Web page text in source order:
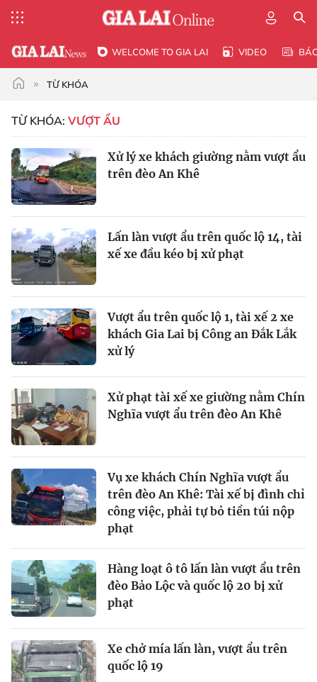
WELCOME TO GIA LAI VIDEO
TỪ KHÓA
TỪ KHÓA: VƯỢT ẨU
Xử lý xe khách giường nằm vượt ẩu
trên đèo An Khê
Lấn làn vượt ẩu trên quốc lộ 14, tài
xế xe đầu kéo bị xử phạt
Vượt ẩu trên quốc lộ 1, tài xế 2 xe
khách Gia Lai bị Công an Đắk Lắk
xử lý
Xử phạt tài xế xe giường nằm Chín
Nghĩa vượt ẩu trên đèo An Khê
Vụ xe khách Chín Nghĩa vượt ẩu
trên đèo An Khê: Tài xế bị đình chỉ
công việc, phải tự bỏ tiền túi nộp
phạt
Hàng loạt ô tô lấn làn vượt ẩu trên
đèo Bảo Lộc và quốc lộ 20 bị xử
phạt
Xe chở mía lấn làn, vượt ẩu trên
quốc lộ 19